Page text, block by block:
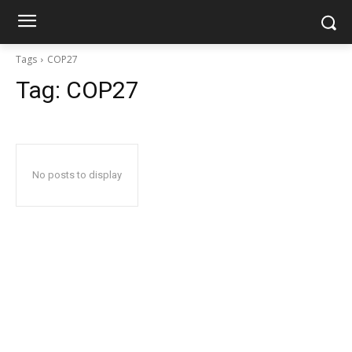
Tags COP27
Tag: COP27
No posts to display